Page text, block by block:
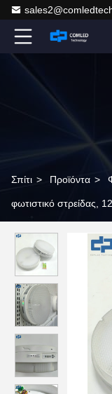
Σπίτι > Προϊόντα >
φωτιστικό στρείδας,
λαμπτήρας για το